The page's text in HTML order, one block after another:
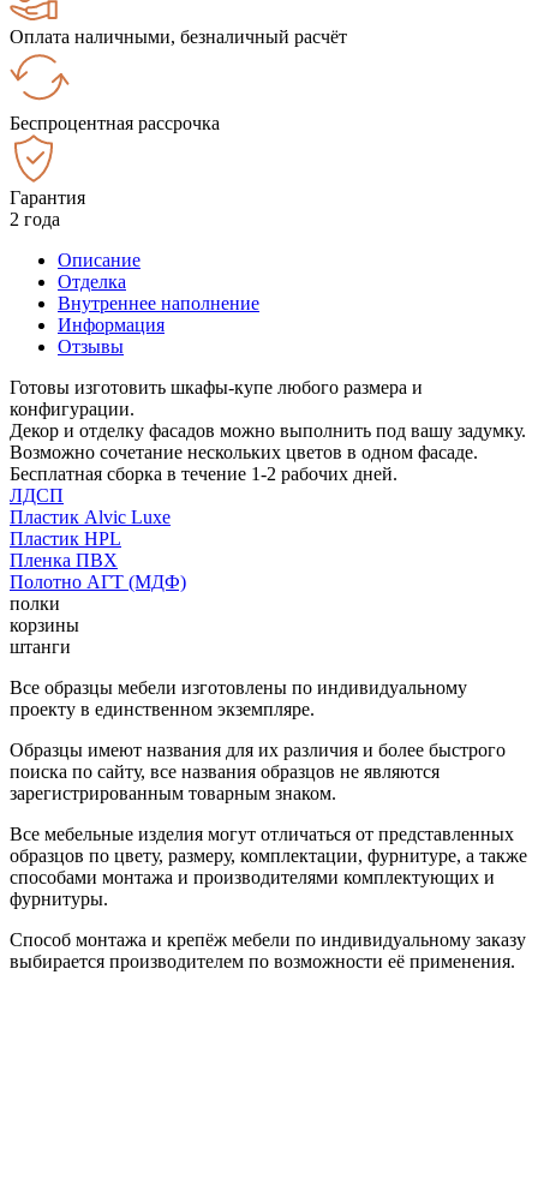
Оплата наличными, безналичный расчёт
Беспроцентная рассрочка
Гарантия
2 года
Описание
Отделка
Внутреннее наполнение
Информация
Отзывы
Готовы изготовить шкафы-купе любого размера и
конфигурации.
Декор и отделку фасадов можно выполнить под вашу задумку.
Возможно сочетание нескольких цветов в одном фасаде.
Бесплатная сборка в течение 1-2 рабочих дней.
ЛДСП
Пластик Alvic Luxe
Пластик HPL
Пленка ПВХ
Полотно АГТ (МДФ)
полки
корзины
штанги
Все образцы мебели изготовлены по индивидуальному
проекту в единственном экземпляре.
Образцы имеют названия для их различия и более быстрого
поиска по сайту, все названия образцов не являются
зарегистрированным товарным знаком.
Все мебельные изделия могут отличаться от представленных
образцов по цвету, размеру, комплектации, фурнитуре, а также
способами монтажа и производителями комплектующих и
фурнитуры.
Способ монтажа и крепёж мебели по индивидуальному заказу
выбирается производителем по возможности её применения.